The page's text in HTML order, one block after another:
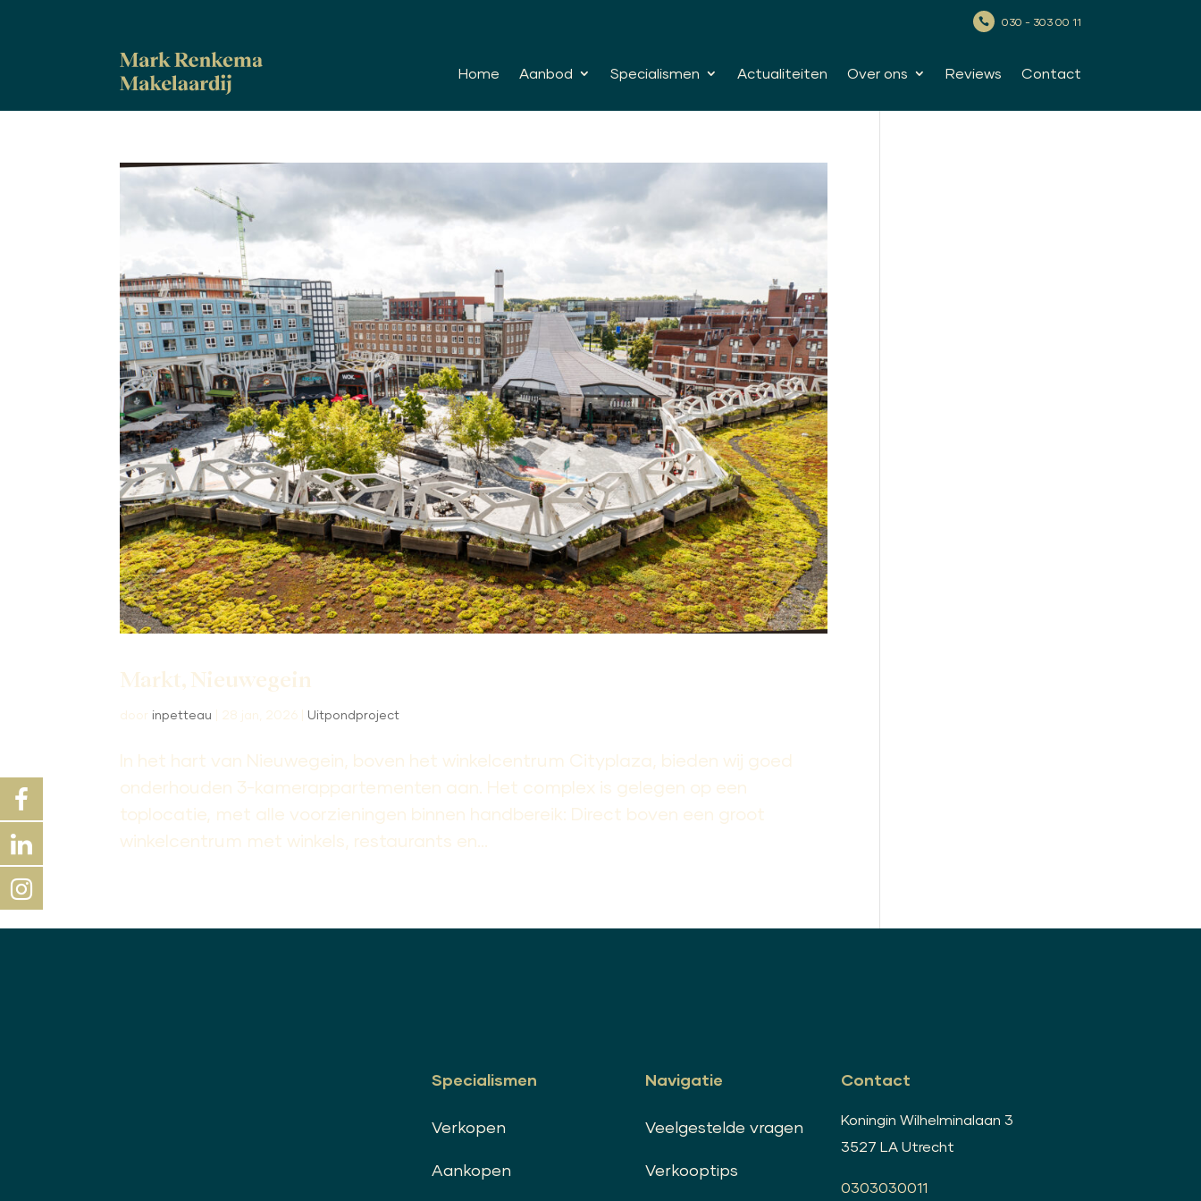
 030 - 303 00 11
Home Aanbod Specialismen Actualiteiten Over ons Reviews Contact
Markt, Nieuwegein
door inpetteau 28 jan, 2026 Uitpondproject
In het hart van Nieuwegein, boven het winkelcentrum Cityplaza, bieden wij goed
onderhouden 3-kamerappartementen aan. Het complex is gelegen op een
toplocatie, met alle voorzieningen binnen handbereik: Direct boven een groot
winkelcentrum met winkels, restaurants en...
Specialismen
Verkopen
Aankopen
Navigatie
Veelgestelde vragen
Verkooptips
Contact
Koningin Wilhelminalaan 3
3527 LA Utrecht
0303030011